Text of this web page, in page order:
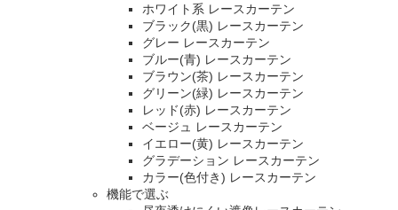
ホワイト系 レースカーテン
ブラック(黒) レースカーテン
グレー レースカーテン
ブルー(青) レースカーテン
ブラウン(茶) レースカーテン
グリーン(緑) レースカーテン
レッド(赤) レースカーテン
ベージュ レースカーテン
イエロー(黄) レースカーテン
グラデーション レースカーテン
カラー(色付き) レースカーテン
機能で選ぶ